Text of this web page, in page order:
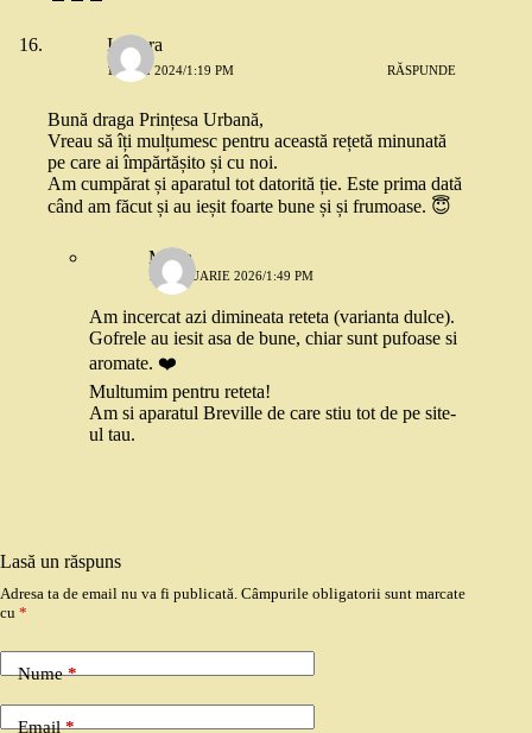
Izadora
11 MAI 2024/1:19 PM RĂSPUNDE
Bună draga Prințesa Urbană,
Vreau să îți mulțumesc pentru această rețetă minunată
pe care ai împărtășito și cu noi.
Am cumpărat și aparatul tot datorită ție. Este prima dată
când am făcut și au ieșit foarte bune și și frumoase. 😇
Maria
10 IANUARIE 2026/1:49 PM
Am incercat azi dimineata reteta (varianta dulce).
Gofrele au iesit asa de bune, chiar sunt pufoase si
aromate. ❤️
Multumim pentru reteta!
Am si aparatul Breville de care stiu tot de pe site-
ul tau.
Lasă un răspuns
Adresa ta de email nu va fi publicată. Câmpurile obligatorii sunt marcate
cu *
Nume*
Email*